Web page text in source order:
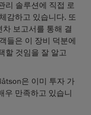
리 솔루션에 직접 로
감하고 있습니다. 또
보고서를 통해 결
들은 이 장비 덕분에
할 것임을 잘 알고
은 이미 투자 가
우 만족하고 있습니